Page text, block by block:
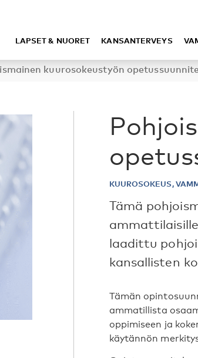
LAPSET & NUORET KANSANTERVEYS
kuurosokeustyön
KUUROSOKEUS,
Tämä
laadittu
kansallisten
Tämän
ammatillista
oppimiseen ja
käytännön